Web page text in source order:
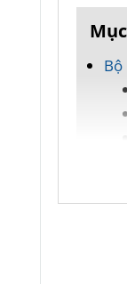
Bộ
Bộ